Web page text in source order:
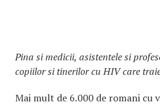
Pina si medicii, asistentele si
copiilor si tinerilor cu HIV care
Mai mult de 6.000 de romani cu